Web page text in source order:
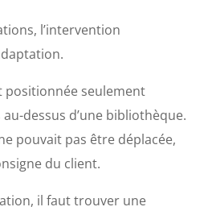
l’intervention
positionnée seulement
dessus d’une bibliothèque.
pouvait pas être déplacée,
du client.
il faut trouver une